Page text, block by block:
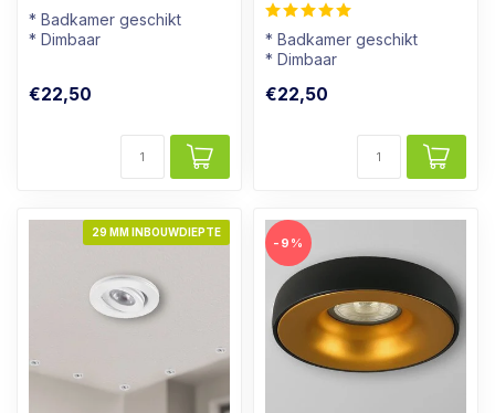
* Badkamer geschikt
* Dimbaar
€22,50
* Badkamer geschikt
* Dimbaar
* Zwart armatuur
€22,50
29 MM INBOUWDIEPTE
-9%